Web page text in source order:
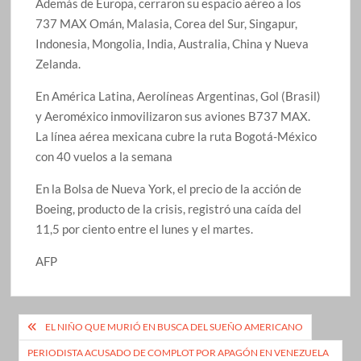
Además de Europa, cerraron su espacio aéreo a los
737 MAX Omán, Malasia, Corea del Sur, Singapur,
Indonesia, Mongolia, India, Australia, China y Nueva
Zelanda.
En América Latina, Aerolíneas Argentinas, Gol (Brasil)
y Aeroméxico inmovilizaron sus aviones B737 MAX.
La línea aérea mexicana cubre la ruta Bogotá-México
con 40 vuelos a la semana
En la Bolsa de Nueva York, el precio de la acción de
Boeing, producto de la crisis, registró una caída del
11,5 por ciento entre el lunes y el martes.
AFP
Navegación
de
EL NIÑO QUE MURIÓ EN BUSCA DEL SUEÑO AMERICANO
PERIODISTA ACUSADO DE COMPLOT POR APAGÓN EN VENEZUELA